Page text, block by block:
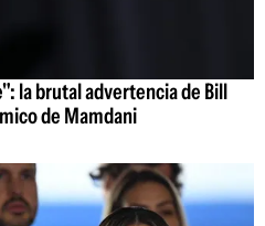
la brutal advertencia de Bill
de Mamdani